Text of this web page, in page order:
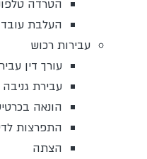
הטרדה
העלבת עובד
עבירות רכוש
עורך דין
עבירת
הונאה
התפרצות
הצתה